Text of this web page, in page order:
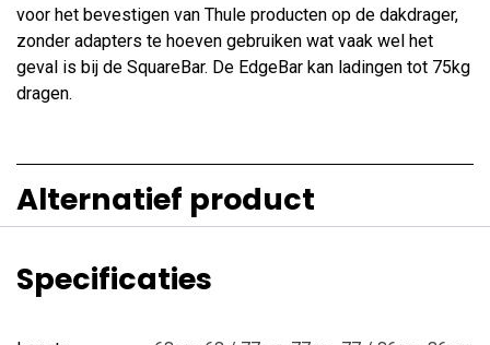
voor het bevestigen van Thule producten op de dakdrager,
zonder adapters te hoeven gebruiken wat vaak wel het
geval is bij de SquareBar. De EdgeBar kan ladingen tot 75kg
dragen.
Alternatief product
Specificaties